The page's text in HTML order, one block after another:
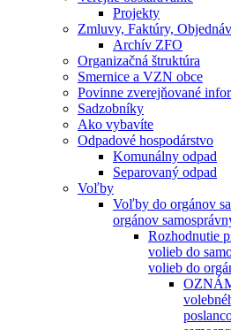
Projekty
Zmluvy, Faktúry,
Archív ZFO
Organizačná štruktúra
Smernice a VZN obce
Povinne zverejňované
Sadzobníky
Ako vybavíte
Odpadové hospodárstvo
Komunálny odpad
Separovaný odpad
Voľby
Voľby do orgánov
orgánov
Rozhodnutie
volieb do
volieb do